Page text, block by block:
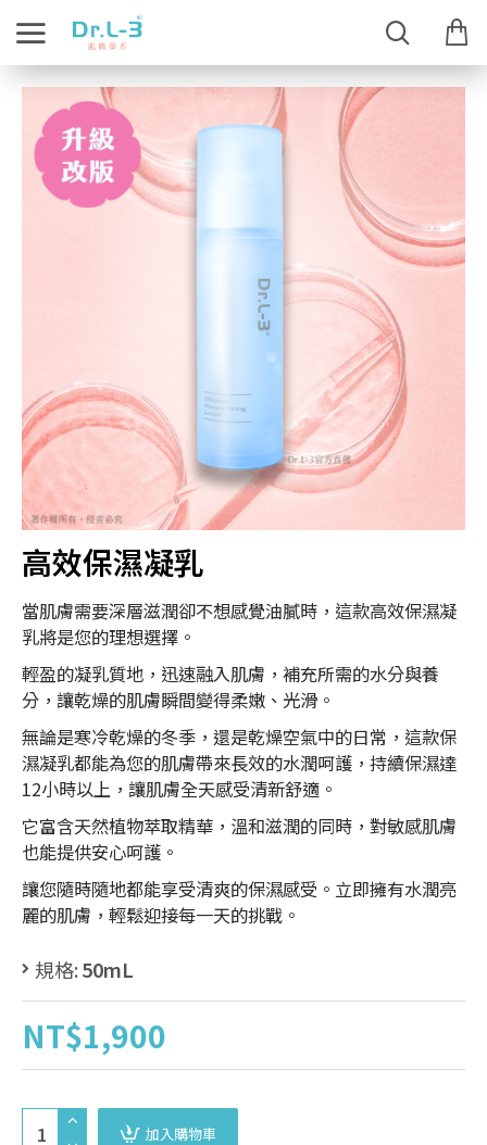
高效保濕凝乳
當肌膚需要深層滋潤卻不想感覺油膩時，這款高效保濕凝
乳將是您的理想選擇。
輕盈的凝乳質地，迅速融入肌膚，補充所需的水分與養
分，讓乾燥的肌膚瞬間變得柔嫩、光滑。
無論是寒冷乾燥的冬季，還是乾燥空氣中的日常，這款保
濕凝乳都能為您的肌膚帶來長效的水潤呵護，持續保濕達
12小時以上，讓肌膚全天感受清新舒適。
它富含天然植物萃取精華，溫和滋潤的同時，對敏感肌膚
也能提供安心呵護。
讓您隨時隨地都能享受清爽的保濕感受。立即擁有水潤亮
麗的肌膚，輕鬆迎接每一天的挑戰。
規格:50mL
NT$1,900
加入購物車